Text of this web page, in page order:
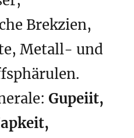
Brekzien,
Metall- und
Gupeiit,